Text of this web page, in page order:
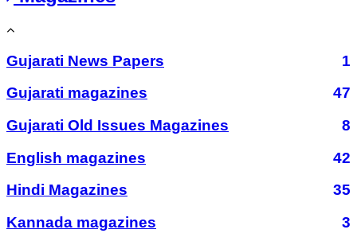
Gujarati News Papers
1
Gujarati magazines
47
Gujarati Old Issues Magazines
8
English magazines
42
Hindi Magazines
35
Kannada magazines
3